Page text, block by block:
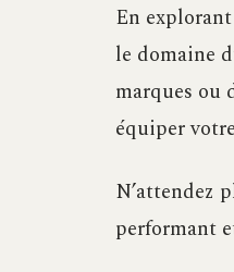
En
le domaine
marques ou
équiper
N’attendez
performant